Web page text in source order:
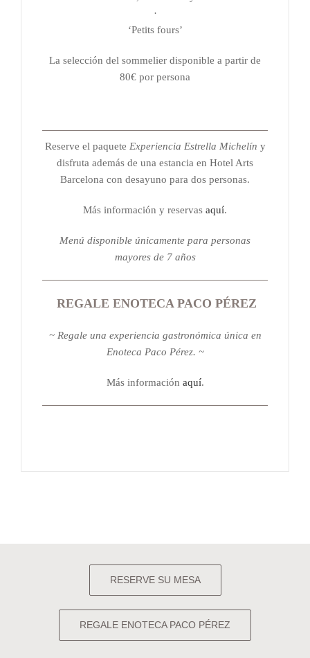
·
‘Petits fours’
La selección del sommelier disponible a partir de
80€ por persona
Reserve el paquete Experiencia Estrella Michelín y
disfruta además de una estancia en Hotel Arts
Barcelona con desayuno para dos personas.
Más información y reservas aquí.
Menú disponible únicamente para personas
mayores de 7 años
REGALE ENOTECA PACO PÉREZ
~ Regale una experiencia gastronómica única en
Enoteca Paco Pérez. ~
Más información aquí.
RESERVE SU MESA
REGALE ENOTECA PACO PÉREZ